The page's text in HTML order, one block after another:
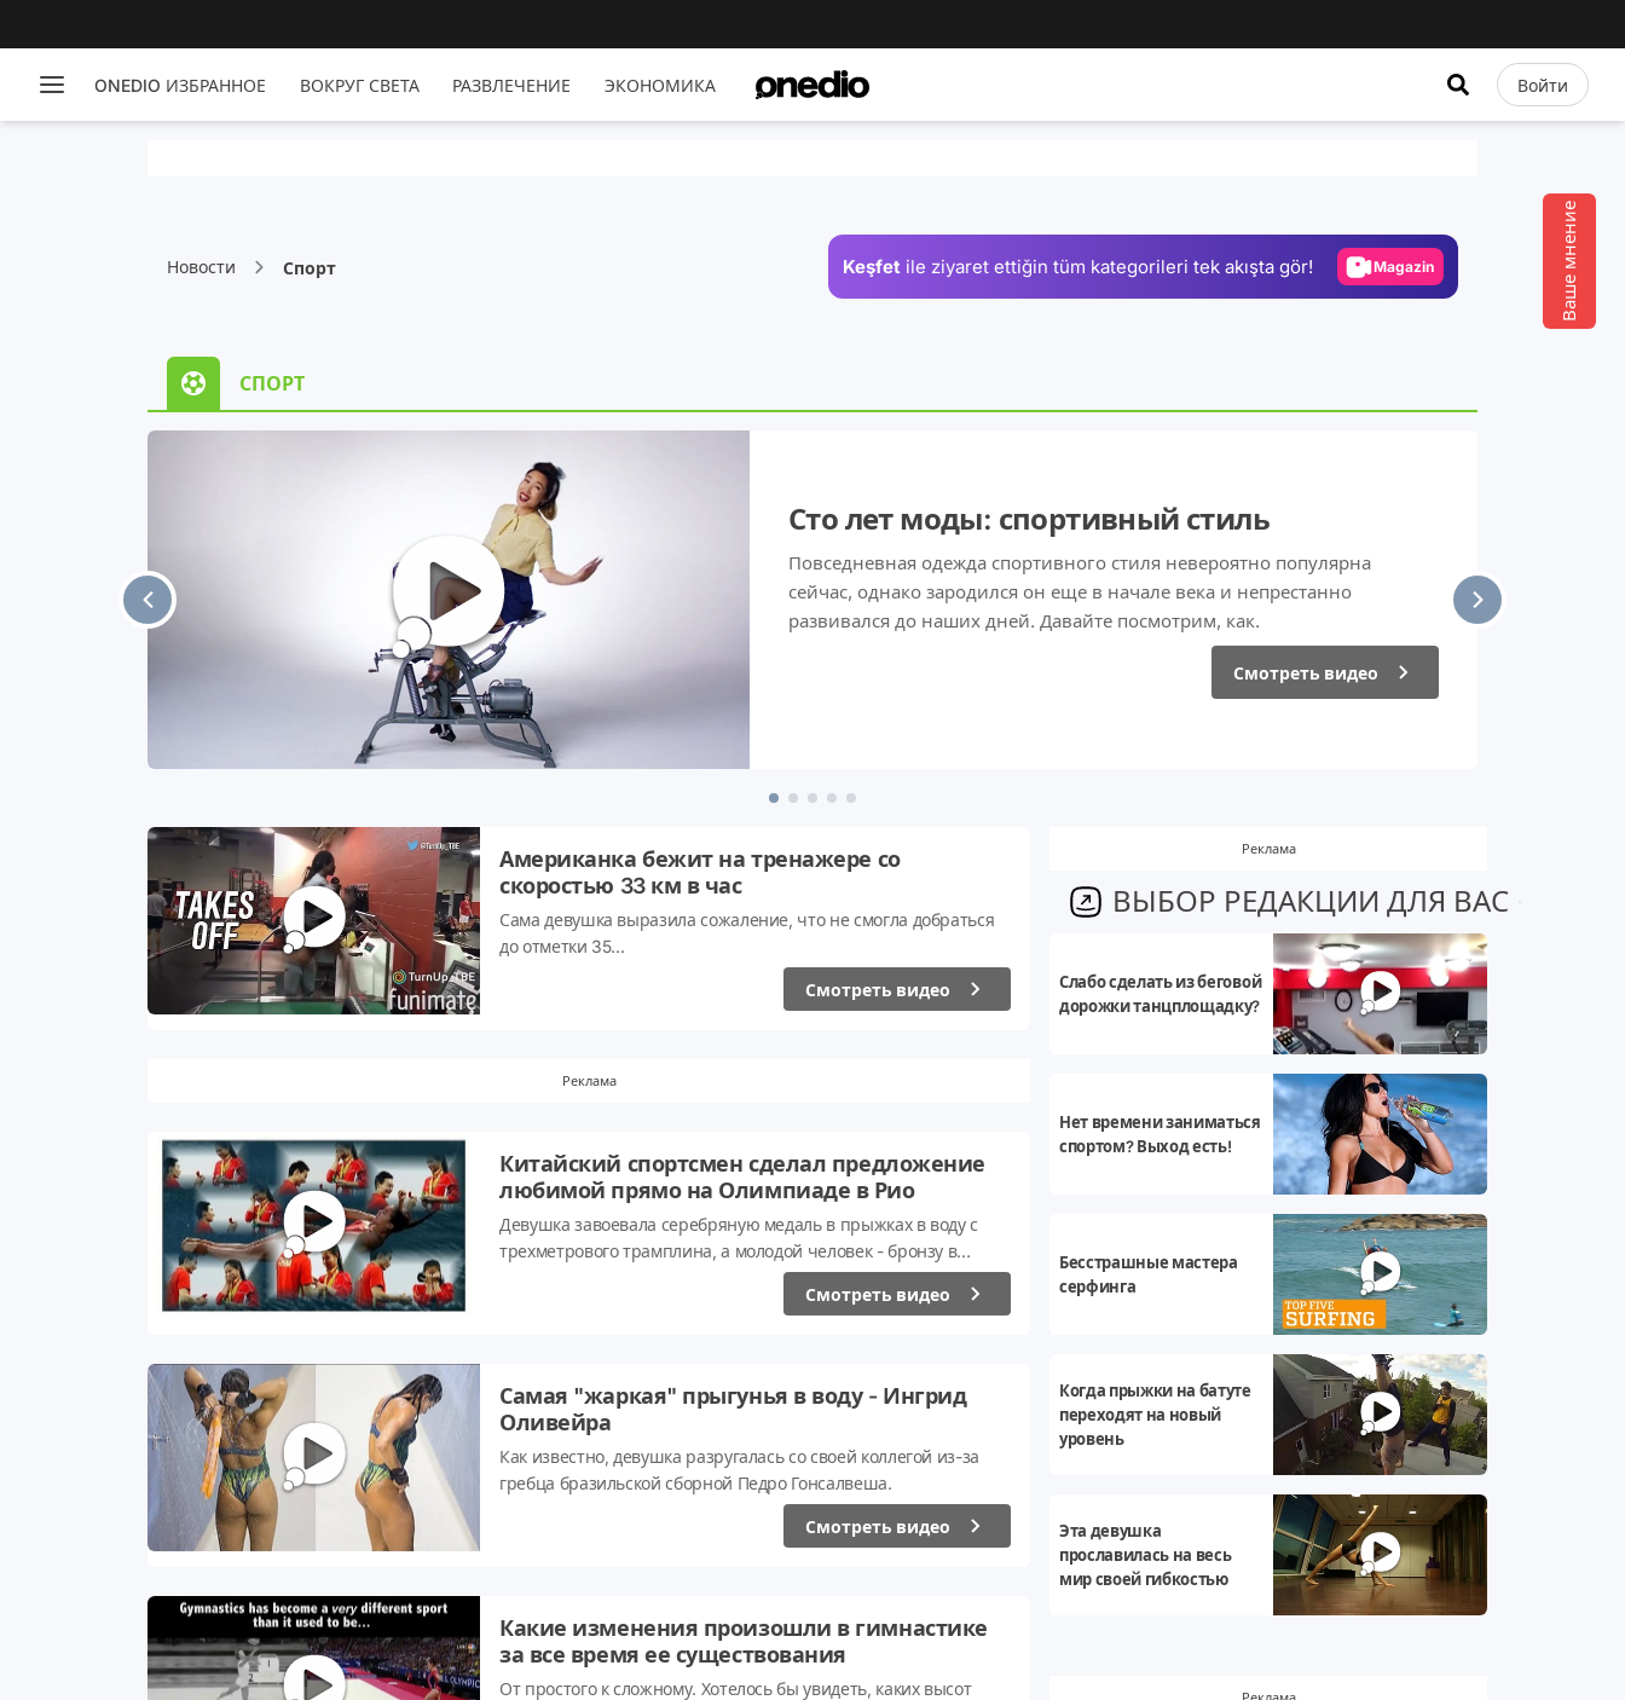
ONEDIO ИЗБРАННОЕ ВОКРУГ СВЕТА РАЗВЛЕЧЕНИЕ ЭКОНОМИКА Войти
Ваше мнение
Новости Спорт Keşfet ile ziyaret ettiğin tüm kategorileri tek akışta gör! Magazin
СПОРТ
Сто лет моды: спортивный стиль
Повседневная одежда спортивного стиля невероятно популярна
сейчас, однако зародился он еще в начале века и непрестанно
развивался до наших дней. Давайте посмотрим, как.
Смотреть видео
Американка бежит на тренажере со
скоростью 33 км в час
Сама девушка выразила сожаление, что не смогла добраться
до отметки 35...
Смотреть видео
Реклама
Китайский спортсмен сделал предложение
любимой прямо на Олимпиаде в Рио
Девушка завоевала серебряную медаль в прыжках в воду с
трехметрового трамплина, а молодой человек - бронзу в
синхронных прыжках с трехметрового трамплина.
Смотреть видео
Самая "жаркая" прыгунья в воду - Ингрид
Оливейра
Как известно, девушка разругалась со своей коллегой из-за
гребца бразильской сборной Педро Гонсалвеша.
Смотреть видео
Какие изменения произошли в гимнастике
за все время ее существования
От простого к сложному. Хотелось бы увидеть, каких высот
Реклама
ВЫБОР РЕДАКЦИИ ДЛЯ ВАС
Слабо сделать из беговой
дорожки танцплощадку?
Нет времени заниматься
спортом? Выход есть!
Бесстрашные мастера
серфинга
Когда прыжки на батуте
переходят на новый
уровень
Эта девушка
прославилась на весь
мир своей гибкостью